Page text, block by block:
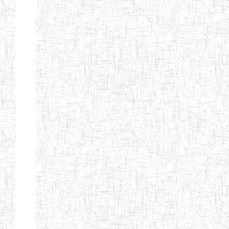
Etablissements
d'enseignement
secondaire
technique
et
professionnel
ESTP
Etablissements